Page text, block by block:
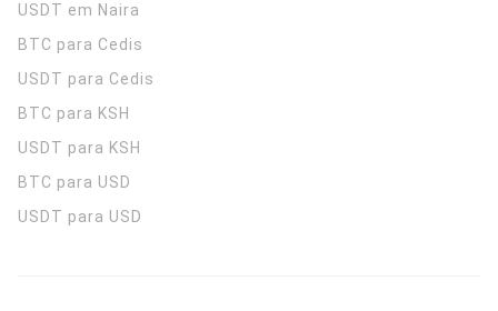
USDT em Naira
BTC para Cedis
USDT para Cedis
BTC para KSH
USDT para KSH
BTC para USD
USDT para USD